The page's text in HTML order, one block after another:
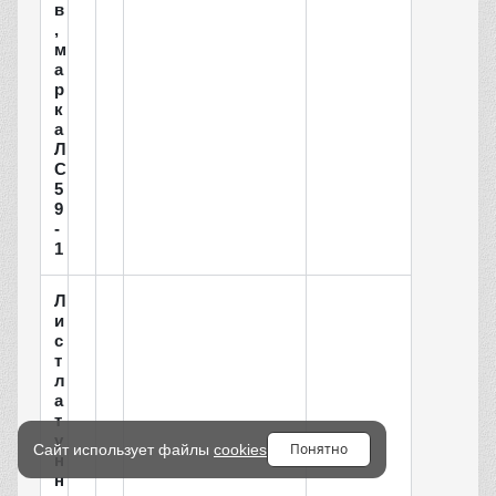
в
,
м
а
р
к
а
Л
С
5
9
-
1
Л
и
с
т
л
а
т
у
н
н
Сайт использует файлы cookies Понятно